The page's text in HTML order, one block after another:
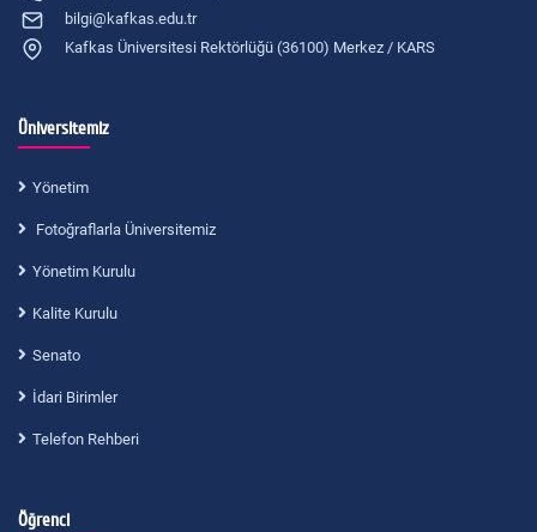
bilgi@kafkas.edu.tr
Kafkas Üniversitesi Rektörlüğü (36100) Merkez / KARS
Üniversitemiz
Yönetim
Fotoğraflarla Üniversitemiz
Yönetim Kurulu
Kalite Kurulu
Senato
İdari Birimler
Telefon Rehberi
Öğrenci